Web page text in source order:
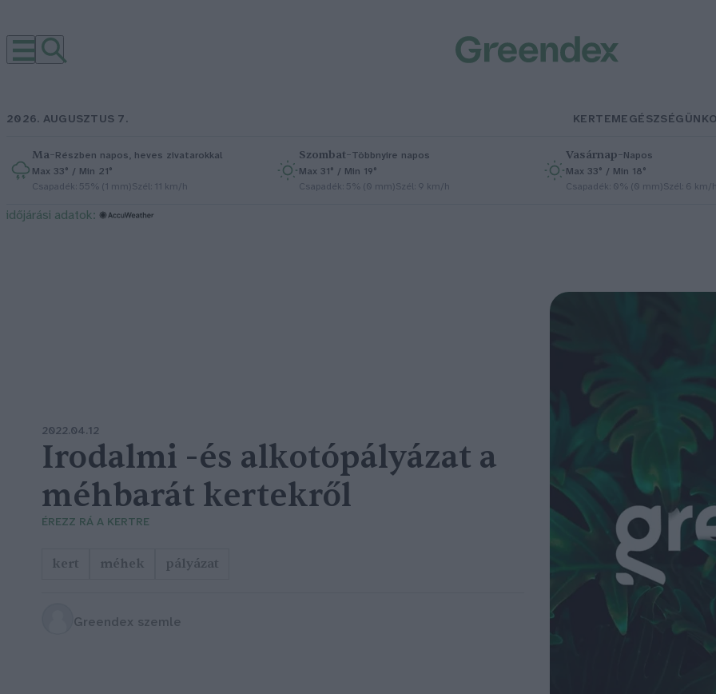
2026. AUGUSZTUS 7. KERTEMEGÉSZSÉGÜNK
Ma–Részben napos, heves zivatarokkal
Max 33° / Min 21°
Csapadék: 55% (1 mm)Szél: 11 km/h
Szombat–Többnyire napos
Max 31° / Min 19°
Csapadék: 5% (0 mm)Szél: 9 km/h
Vasárnap–Napos
Max 33° / Min 18°
Csapadék: 0% (0 mm)Szél: 6 km/h
időjárási adatok:
2022.04.12
Irodalmi -és alkotópályázat a
méhbarát kertekről
ÉREZZ RÁ A KERTRE
kert méhek pályázat
Greendex szemle